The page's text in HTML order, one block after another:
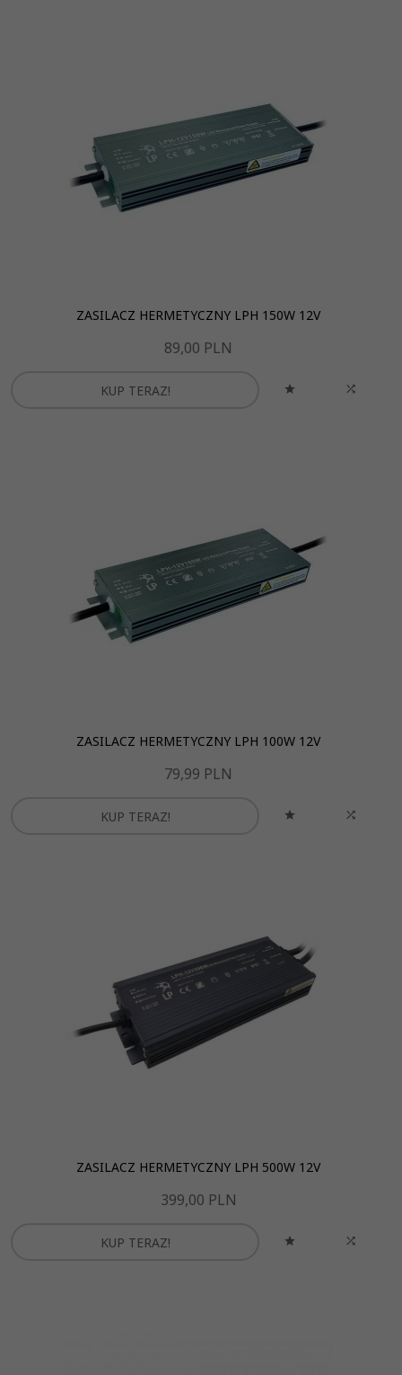
ZASILACZ HERMETYCZNY LPH 150W 12V
89,00 PLN
KUP TERAZ!
ZASILACZ HERMETYCZNY LPH 100W 12V
79,99 PLN
KUP TERAZ!
ZASILACZ HERMETYCZNY LPH 500W 12V
399,00 PLN
KUP TERAZ!